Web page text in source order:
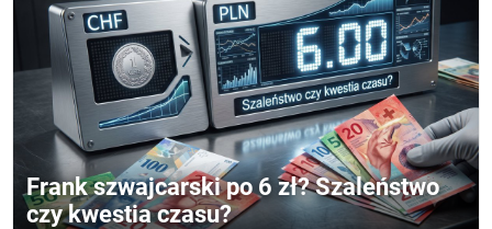
Frank szwajcarski po 6 zł? Szaleństwo
czy kwestia czasu?